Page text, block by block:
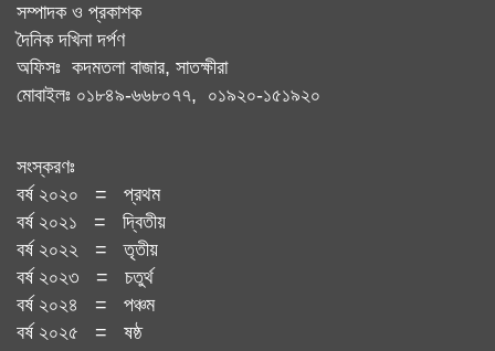
সম্পাদক ও প্রকাশক
দৈনিক দখিনা দর্পণ
অফিসঃ কদমতলা বাজার, সাতক্ষীরা
মোবাইলঃ ০১৮৪৯-৬৬৮০৭৭, ০১৯২০-১৫১৯২০
সংস্করণঃ
বর্ষ ২০২০ = প্রথম
বর্ষ ২০২১ = দ্বিতীয়
বর্ষ ২০২২ = তৃতীয়
বর্ষ ২০২৩ = চতুর্থ
বর্ষ ২০২৪ = পঞ্চম
বর্ষ ২০২৫ = ষষ্ঠ